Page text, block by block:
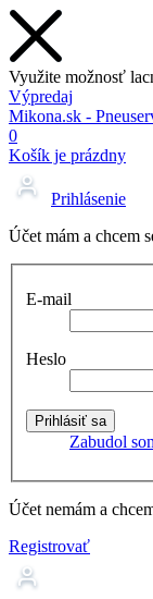
Využite možnosť
Výpredaj
Mikona.sk -
0
Košík je prázdny
Prihlásenie
Účet mám a chcem
E-mail
Heslo
Zabudol
Účet nemám a
Registrovať